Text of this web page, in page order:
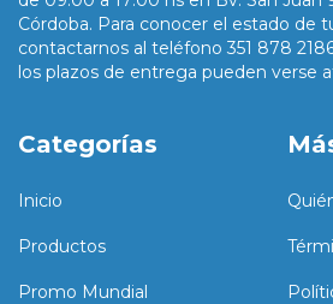
Córdoba. Para conocer el estado de
contactarnos al teléfono 351 878
los plazos de entrega pueden verse
Categorías
Inicio
Productos
Promo Mundial